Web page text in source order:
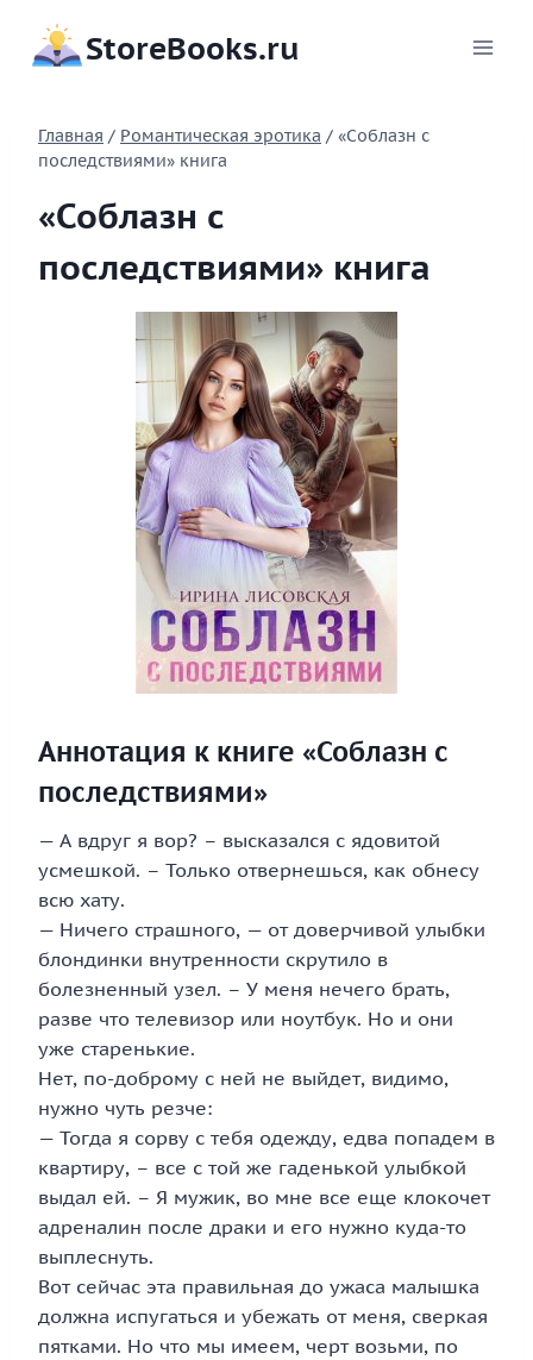
содержимому
StoreBooks.ru
Главная / Романтическая эротика / «Соблазн с
последствиями» книга
«Соблазн с
последствиями» книга
Аннотация к книге «Соблазн с
последствиями»
— А вдруг я вор? – высказался с ядовитой
усмешкой. – Только отвернешься, как обнесу
всю хату.
— Ничего страшного, — от доверчивой улыбки
блондинки внутренности скрутило в
болезненный узел. – У меня нечего брать,
разве что телевизор или ноутбук. Но и они
уже старенькие.
Нет, по-доброму с ней не выйдет, видимо,
нужно чуть резче:
— Тогда я сорву с тебя одежду, едва попадем в
квартиру, – все с той же гаденькой улыбкой
выдал ей. – Я мужик, во мне все еще клокочет
адреналин после драки и его нужно куда-то
выплеснуть.
Вот сейчас эта правильная до ужаса малышка
должна испугаться и убежать от меня, сверкая
пятками. Но что мы имеем, черт возьми, по